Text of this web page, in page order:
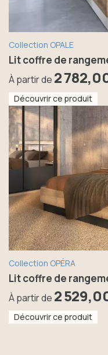
Collection OPALE
Lit coffre de
À partir de 2
Découvrir ce produit
Collection OPÉRA
Lit coffre de
À partir de 2
Découvrir ce produit